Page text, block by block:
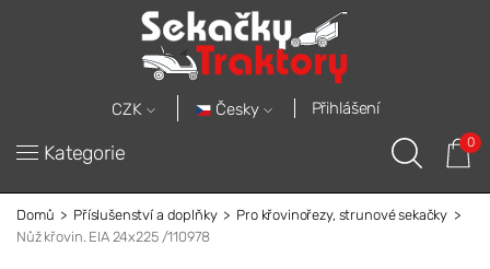
CZK Česky Přihlášení
Kategorie 0
Domů Příslušenství a doplňky
Pro křovinořezy, strunové sekačky
Nůž křovin. EIA 24x225 /110978